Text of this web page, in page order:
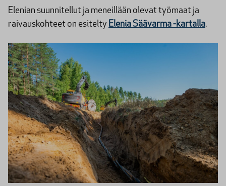
Elenian suunnitellut ja meneillään olevat työmaat ja
raivauskohteet on esitelty Elenia Säävarma -kartalla.